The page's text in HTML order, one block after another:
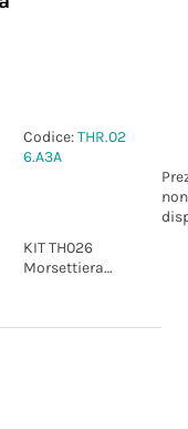
Codice:THR.02
6.A3A
non
KIT TH026
Morsettiera
Vite IP00